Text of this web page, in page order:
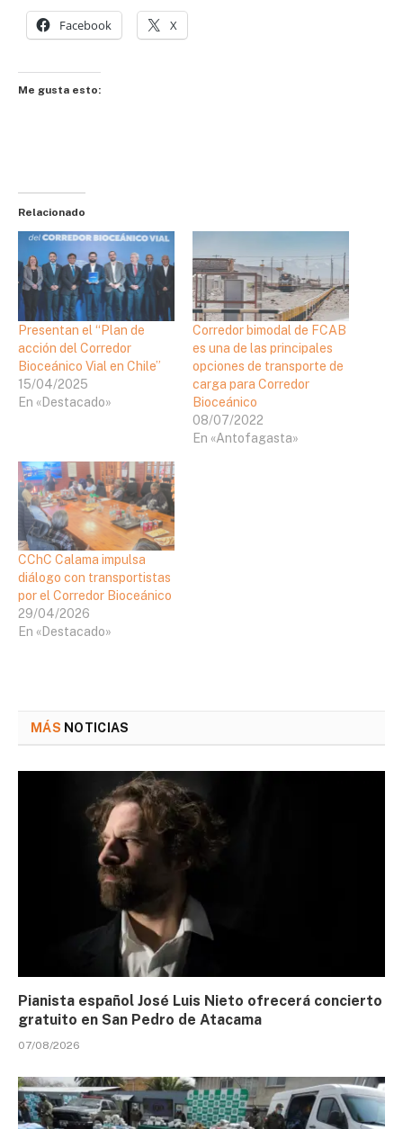
Facebook X
Me gusta esto:
Relacionado
Presentan el “Plan de
acción del Corredor
Bioceánico Vial en Chile”
15/04/2025
En «Destacado»
Corredor bimodal de FCAB
es una de las principales
opciones de transporte de
carga para Corredor
Bioceánico
08/07/2022
En «Antofagasta»
CChC Calama impulsa
diálogo con transportistas
por el Corredor Bioceánico
29/04/2026
En «Destacado»
MÁS NOTICIAS
Pianista español José Luis Nieto ofrecerá concierto
gratuito en San Pedro de Atacama
07/08/2026